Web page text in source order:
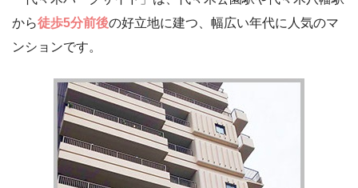
から徒歩5分前後の好立地に建つ、幅広い年代に人気のマ
ンションです。